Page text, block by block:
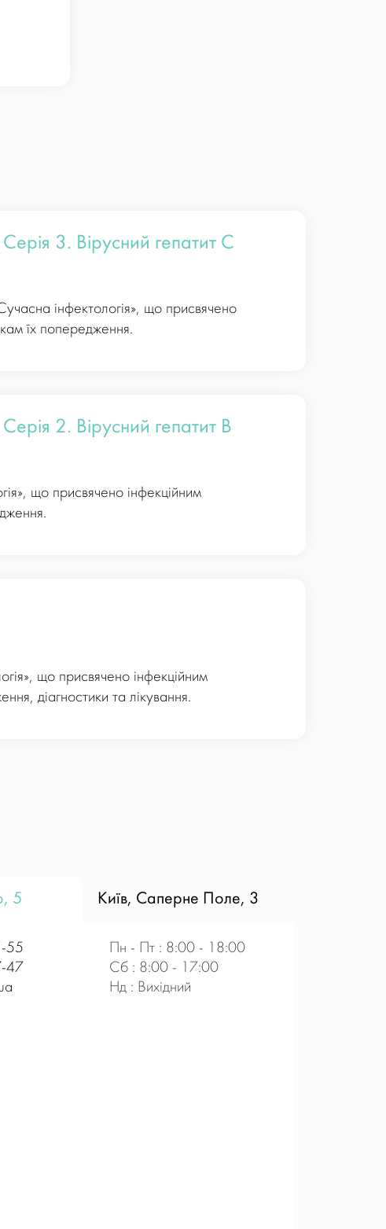
3. Вірусний гепатит С
інфектологія», що присвячено
їх попередження.
2. Вірусний гепатит B
що присвячено інфекційним
що присвячено інфекційним
діагностики та лікування.
5 Київ, Саперне Поле, 3
55
47
Пн - Пт : 8:00 - 18:00
Сб : 8:00 - 17:00
Нд : Вихідний